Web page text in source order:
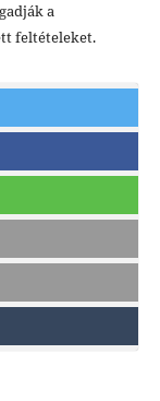
a
feltételeket.